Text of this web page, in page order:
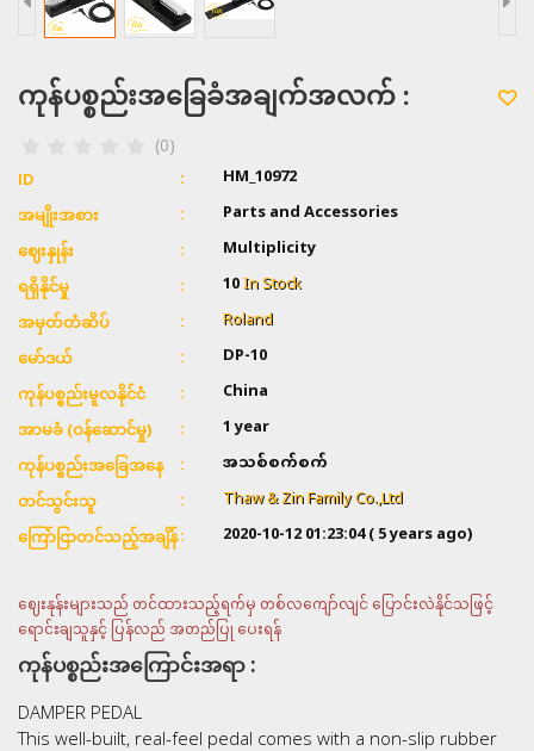
ကုန်ပစ္စည်းအခြေခံအချက်အလက် :
(0)
ID HM_10972
အမျိုးအစား Parts and Accessories
ဈေးနှုန်း Multiplicity
ရရှိနိုင်မှု 10In Stock
အမှတ်တံဆိပ် Roland
မော်ဒယ် DP-10
ကုန်ပစ္စည်းမူလနိုင်ငံ China
အာမခံ (ဝန်ဆောင်မှု) 1 year
ကုန်ပစ္စည်းအခြေအနေ အသစ်စက်စက်
တင်သွင်းသူ Thaw & Zin Family Co.,Ltd
ကြော်ငြာတင်သည့်အချိန် 2020-10-12 01:23:04( 5 years ago)
ဈေးနုန်းများသည် တင်ထားသည့်ရက်မှ တစ်လကျော်လျင် ပြောင်းလဲနိုင်သဖြင့်
ရောင်းချသူနှင့် ပြန်လည် အတည်ပြု ပေးရန်
ကုန်ပစ္စည်းအကြောင်းအရာ :
DAMPER PEDAL
This well-built, real-feel pedal comes with a non-slip rubber